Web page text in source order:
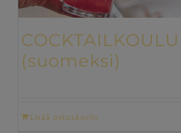
(suomeksi)
Lisää ostoskoriin